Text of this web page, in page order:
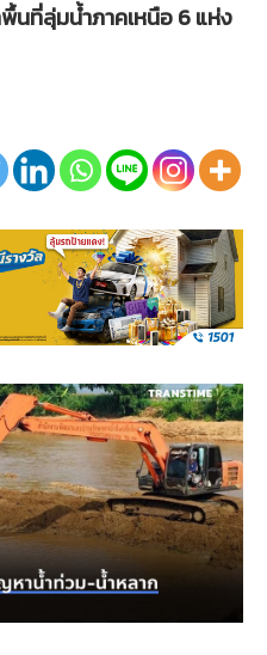
นที่ลุ่มน้ำภาคเหนือ 6 แห่ง